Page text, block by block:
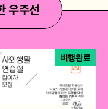
우주선
비행완료